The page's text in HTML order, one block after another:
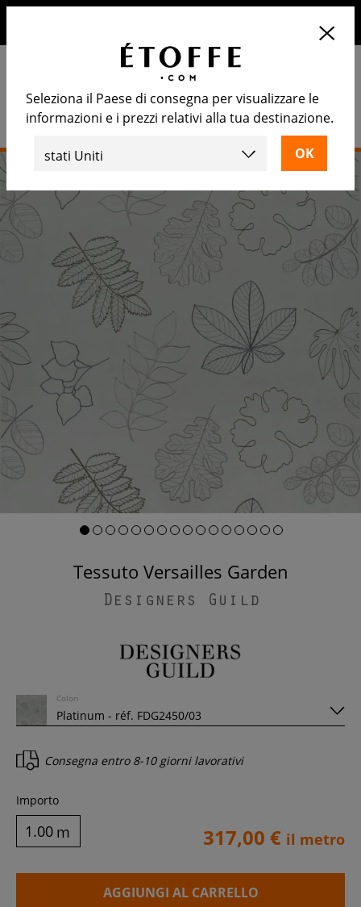
Tessuto Versailles Garden
Designers Guild
Colori
Consegna entro 8-10 giorni lavorativi
Importo
m 317,00 € il metro
AGGIUNGI AL CARRELLO
Seleziona il Paese di consegna per visualizzare le
informazioni e i prezzi relativi alla tua destinazione.